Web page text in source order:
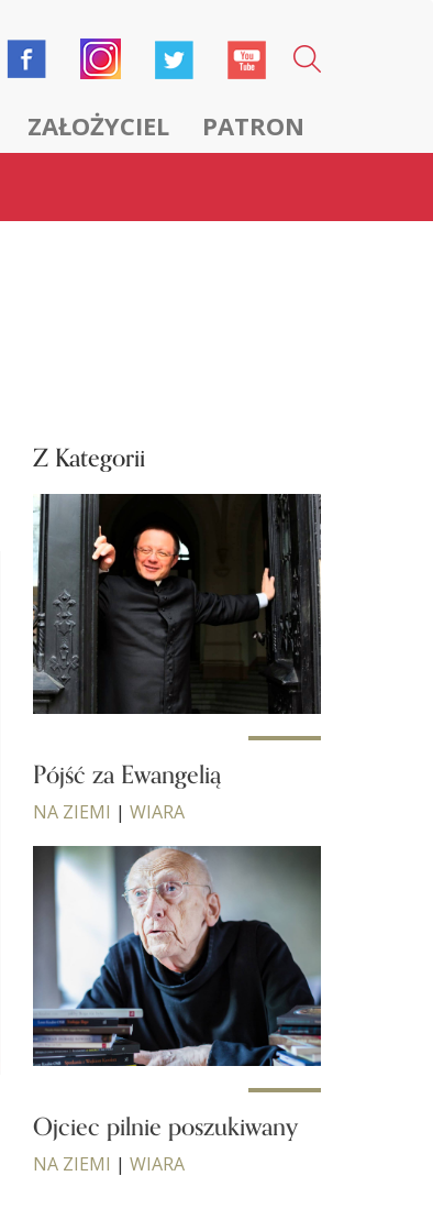
ZAŁOŻYCIEL PATRON
Z Kategorii
Pójść za Ewangelią
NA ZIEMI | WIARA
Ojciec pilnie poszukiwany
NA ZIEMI | WIARA